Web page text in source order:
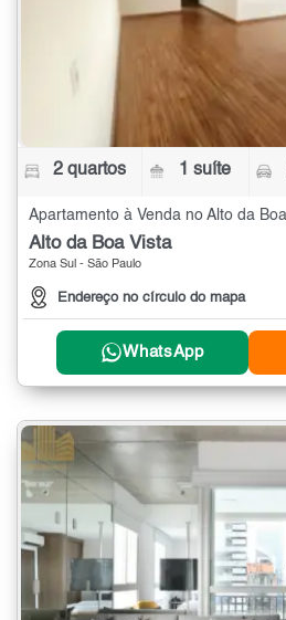
2 quartos 1 suíte
Alto da Boa Vista
Zona Sul - São Paulo
Endereço no círculo do mapa
WhatsApp